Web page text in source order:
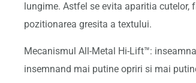
lungime. Astfel se evita aparitia
pozitionarea gresita a textului.
Mecanismul All-Metal Hi-Lift™:
insemnand mai putine opriri si mai